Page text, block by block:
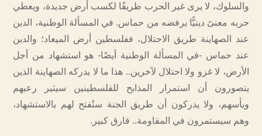
والسلوك، لا يرى غير الحرب طريقًا لكسب أرض جديدة، ويعطي
حربه معنىً دينيًّا يرفضه من حماس. في المسألة الوطنية، الدين
عند الصهاينة طريق الاحتلال، ففلسطين أرض الميعاد؛ والدين
عند حماس -في المسألة الوطنية أيضًا- هو استشهاد من أجل
الأرض، لا غزو ولا احتلال لآخرين.. هذا ما لا يدركه الصهاينة الذين
يتصورون أن استمرار المذابح للفلسطينين سيثير رعبهم
ويأسهم، ولا يدركون أن طريق الجنة ستُفتح لهم بالاستشهاد،
وهم سيستمرون في المقاومة.. فارق كبير.